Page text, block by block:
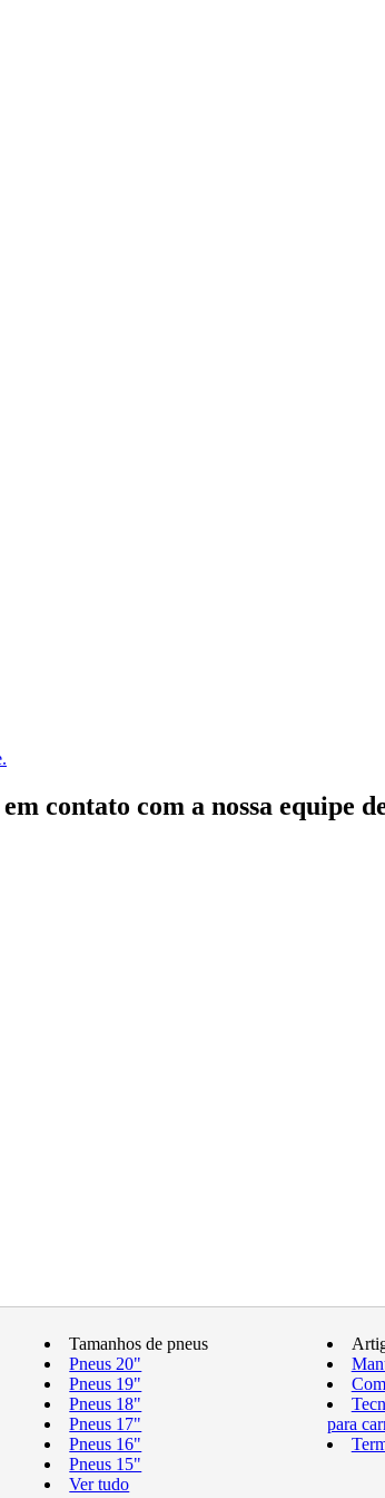
contato com a nossa equipe
Tamanhos de pneus
Pneus 20"
Pneus 19"
Pneus 18"
Pneus 17"
Pneus 16"
Pneus 15"
Ver tudo
para